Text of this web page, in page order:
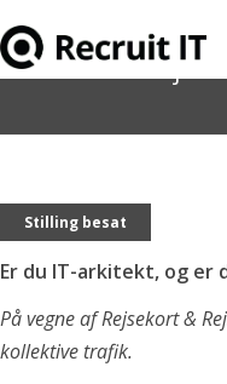
IT Arkitekt til
Stilling besat
Er du IT-arkitekt, og
På vegne af Rejsekort &
kollektive trafik.